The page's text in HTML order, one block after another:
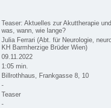
Teaser: Aktuelles zur Akuttherapie
was, wann, wie lange?
Julia Ferrari (Abt. für Neurologie,
KH Barmherzige Brüder Wien)
09.11.2022
1:05 min.
Billrothhaus, Frankgasse 8, 10
-
Teaser
-